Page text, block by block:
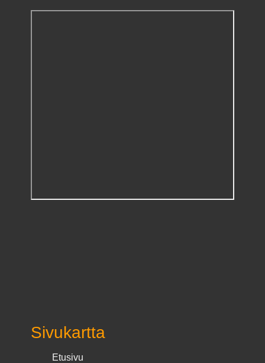
Sivukartta
Etusivu